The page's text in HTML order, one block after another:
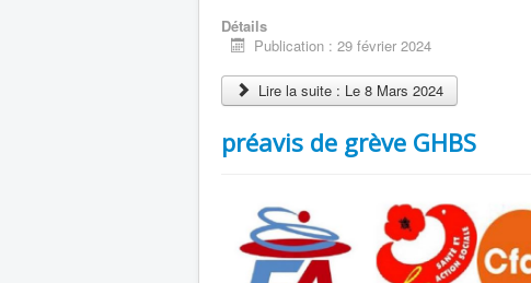
Détails
Publication : 29 février 2024
Lire la suite : Le 8 Mars 2024
préavis de grève GHBS